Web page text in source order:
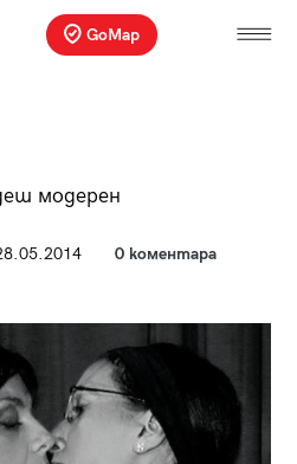
GoMap
модерен
0 коментара